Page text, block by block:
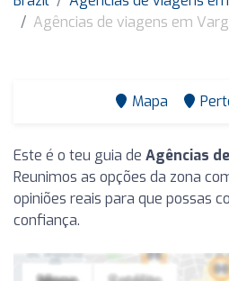
Agências de viagens em
Mapa
Este é o teu guia de Agências
Reunimos as opções da zona
opiniões reais para que possas
confiança.